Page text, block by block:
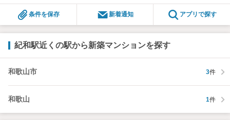
条件を保存 新着通知 アプリで探す
紀和駅近くの駅から新築マンションを探す
和歌山市 3件
和歌山 1件